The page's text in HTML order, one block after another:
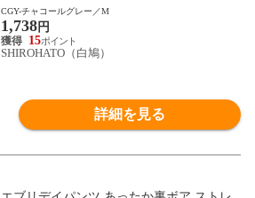
L パジャマ ルームウェア 毛パン 裏シャギ
ー
CGY-チャコールグレー／M
1,738円
15
SHIROHATO（白鳩）
詳細を見る